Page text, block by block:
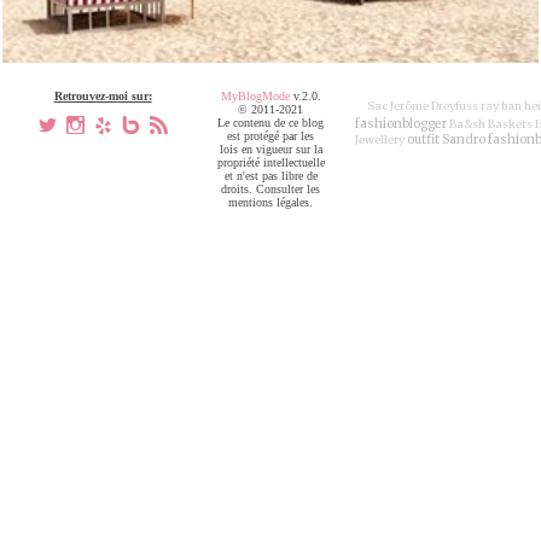
Retrouvez-moi sur:
a x h V ,
Sac Jerôme Dreyfuss ray ban
fashionbloggerBa&sh Baskets
Jewellery outfit Sandro
MyBlogModev.2.0.
© 2011-2021
Le contenu de ce blog
est protégé par les
lois en vigueur sur la
propriété intellectuelle
et n'est pas libre de
droits. Consulter les
mentions légales.